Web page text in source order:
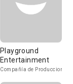
Playground
Entertainment
Compañía de Produccion